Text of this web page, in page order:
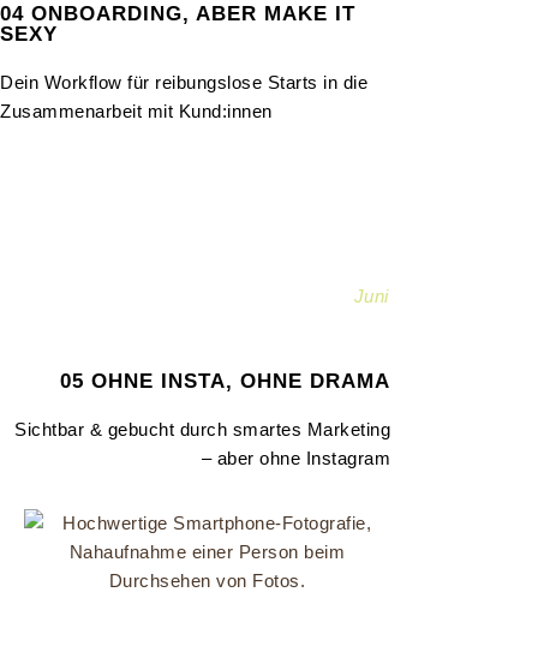
04 ONBOARDING, ABER MAKE IT
SEXY
Dein Workflow für reibungslose Starts in die
Zusammenarbeit mit Kund:innen
Juni
05 OHNE INSTA, OHNE DRAMA
Sichtbar & gebucht durch smartes Marketing
– aber ohne Instagram